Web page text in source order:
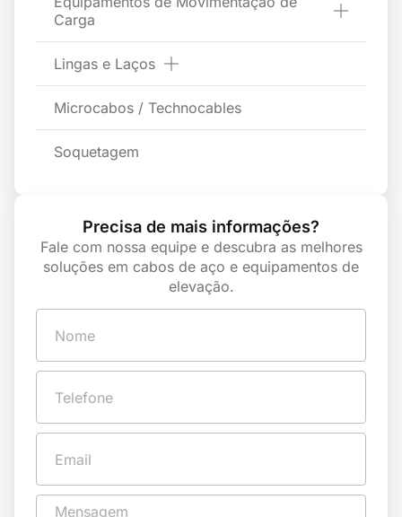
Carga
Lingas e Laços
Microcabos / Technocables
Soquetagem
Precisa de mais informações?
Fale com nossa equipe e descubra as melhores
soluções em cabos de aço e equipamentos de
elevação.